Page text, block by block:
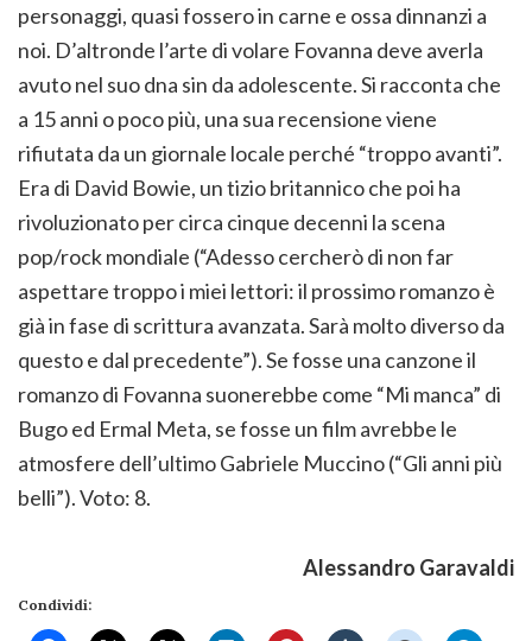
personaggi, quasi fossero in carne e ossa dinnanzi a
noi. D’altronde l’arte di volare Fovanna deve averla
avuto nel suo dna sin da adolescente. Si racconta che
a 15 anni o poco più, una sua recensione viene
rifiutata da un giornale locale perché “troppo avanti”.
Era di David Bowie, un tizio britannico che poi ha
rivoluzionato per circa cinque decenni la scena
pop/rock mondiale (“Adesso cercherò di non far
aspettare troppo i miei lettori: il prossimo romanzo è
già in fase di scrittura avanzata. Sarà molto diverso da
questo e dal precedente”). Se fosse una canzone il
romanzo di Fovanna suonerebbe come “Mi manca” di
Bugo ed Ermal Meta, se fosse un film avrebbe le
atmosfere dell’ultimo Gabriele Muccino (“Gli anni più
belli”). Voto: 8.
Alessandro Garavaldi
Condividi: